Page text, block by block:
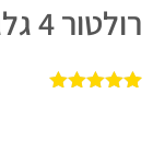
רולטור 4 גלגלים משולב בכסא העברה